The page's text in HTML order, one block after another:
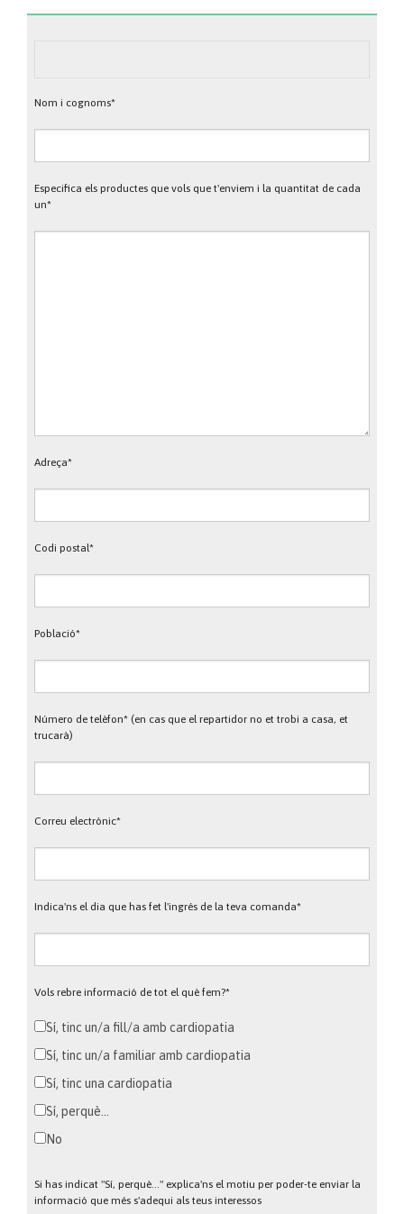
Nom i cognoms*
Especifica els productes que vols que t'enviem i la quantitat de cada
un*
Adreça*
Codi postal*
Població*
Número de telèfon* (en cas que el repartidor no et trobi a casa, et
trucarà)
Correu electrònic*
Indica'ns el dia que has fet l'ingrés de la teva comanda*
Vols rebre informació de tot el què fem?*
Sí, tinc un/a fill/a amb cardiopatia
Sí, tinc un/a familiar amb cardiopatia
Sí, tinc una cardiopatia
Sí, perquè...
No
Si has indicat "Sí, perquè..." explica'ns el motiu per poder-te enviar la
informació que més s'adequi als teus interessos